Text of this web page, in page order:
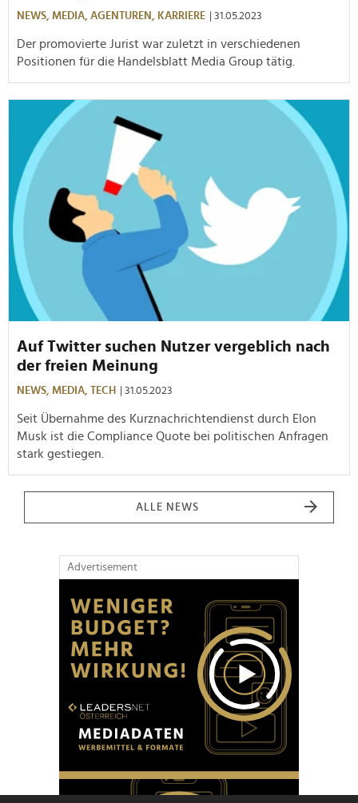
NEWS, MEDIA, AGENTUREN, KARRIERE | 31.05.2023
Der promovierte Jurist war zuletzt in verschiedenen
Positionen für die Handelsblatt Media Group tätig.
Auf Twitter suchen Nutzer vergeblich nach
der freien Meinung
NEWS, MEDIA, TECH | 31.05.2023
Seit Übernahme des Kurznachrichtendienst durch Elon
Musk ist die Compliance Quote bei politischen Anfragen
stark gestiegen.
ALLE NEWS
Advertisement